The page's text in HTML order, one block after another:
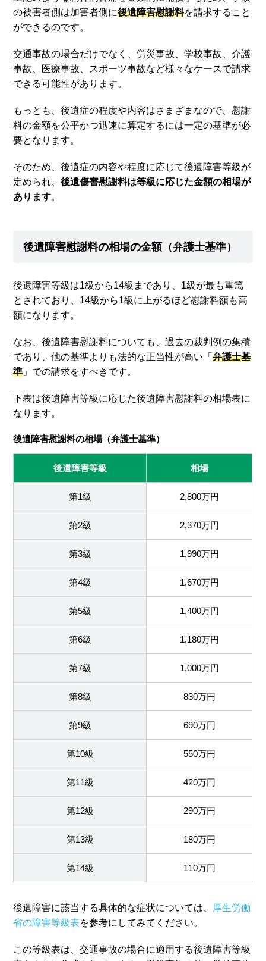
の被害者側は加害者側に後遺障害慰謝料を請求すること
ができるのです。
交通事故の場合だけでなく、労災事故、学校事故、介護
事故、医療事故、スポーツ事故など様々なケースで請求
できる可能性があります。
もっとも、後遺症の程度や内容はさまざまなので、慰謝
料の金額を公平かつ迅速に算定するには一定の基準が必
要となります。
そのため、後遺症の内容や程度に応じて後遺障害等級が
定められ、後遺傷害慰謝料は等級に応じた金額の相場が
あります。
後遺障害慰謝料の相場の金額（弁護士基準）
後遺障害等級は1級から14級まであり、1級が最も重篤
とされており、14級から1級に上がるほど慰謝料額も高
額になります。
なお、後遺障害慰謝料についても、過去の裁判例の集積
であり、他の基準よりも法的な正当性が高い「弁護士基
準 」での請求をすべきです。
下表は後遺障害等級に応じた後遺障害慰謝料の相場表に
なります。
後遺障害慰謝料の相場（弁護士基準）
後遺障害等級 相場
第1級 2,800万円
第2級 2,370万円
第3級 1,990万円
第4級 1,670万円
第5級 1,400万円
第6級 1,180万円
第7級 1,000万円
第8級 830万円
第9級 690万円
第10級 550万円
第11級 420万円
第12級 290万円
第13級 180万円
第14級 110万円
後遺障害に該当する具体的な症状については、 厚生労働
省の障害等級表を参考にしてみてください。
この等級表は、交通事故の場合に適用する後遺障害等級